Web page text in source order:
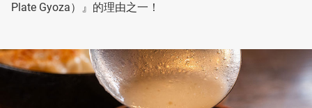
Plate Gyoza）』的理由之一！